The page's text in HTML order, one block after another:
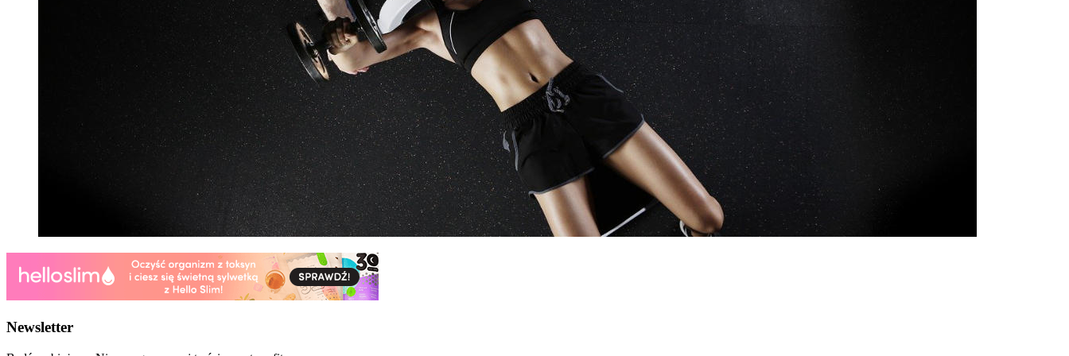
Newsletter